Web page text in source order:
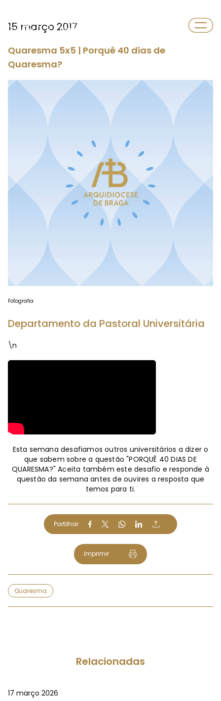
Departamento
Universidade
15 março 2017
Quaresma 5x5 | Porquê 40 dias de
Quaresma?
Fotografia
Departamento da Pastoral Universitária
\n
Esta semana desafiamos outros universitários a dizer o
que sabem sobre a questão "PORQUÊ 40 DIAS DE
QUARESMA?" Aceita também este desafio e responde à
questão da semana antes de ouvires a resposta que
temos para ti.
Partilhar
Imprimir
Quaresma
Relacionadas
17 março 2026